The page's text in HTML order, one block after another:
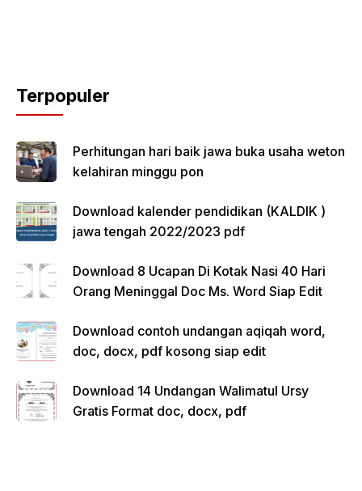
Terpopuler
Perhitungan hari baik jawa buka usaha weton
kelahiran minggu pon
Download kalender pendidikan (KALDIK )
jawa tengah 2022/2023 pdf
Download 8 Ucapan Di Kotak Nasi 40 Hari
Orang Meninggal Doc Ms. Word Siap Edit
Download contoh undangan aqiqah word,
doc, docx, pdf kosong siap edit
Download 14 Undangan Walimatul Ursy
Gratis Format doc, docx, pdf